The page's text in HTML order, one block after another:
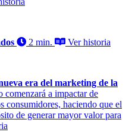
2 min. Ver historia
era del marketing de la
a impactar de
consumidores, haciendo que el
de generar mayor valor para